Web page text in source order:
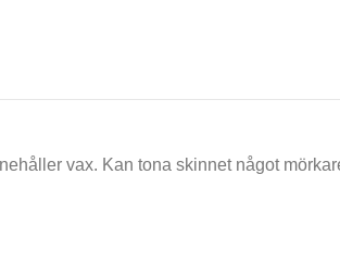
vax. Kan tona skinnet något